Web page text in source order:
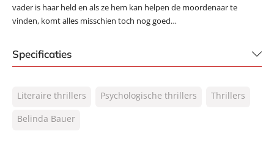
vader is haar held en als ze hem kan helpen de moordenaar te
vinden, komt alles misschien toch nog goed…
Specificaties
NUR:
305
Type:
Literaire thrillers Psychologische thrillers
Thrillers
Belinda Bauer